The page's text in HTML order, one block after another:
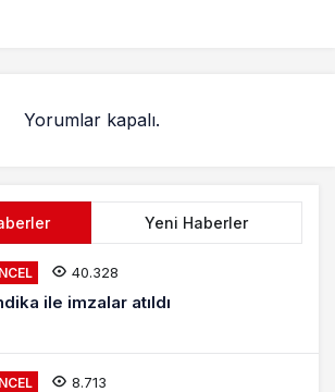
Yorumlar kapalı.
Yeni Haberler
40.328
ile imzalar atıldı
8.713